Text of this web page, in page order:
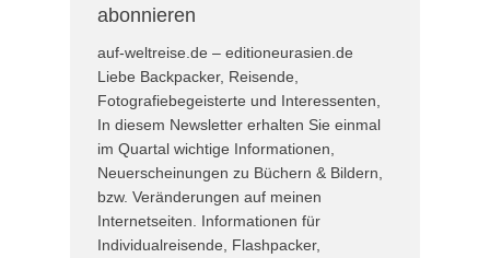
abonnieren
auf-weltreise.de – editioneurasien.de
Liebe Backpacker, Reisende,
Fotografiebegeisterte und Interessenten,
In diesem Newsletter erhalten Sie einmal
im Quartal wichtige Informationen,
Neuerscheinungen zu Büchern & Bildern,
bzw. Veränderungen auf meinen
Internetseiten. Informationen für
Individualreisende, Flashpacker,